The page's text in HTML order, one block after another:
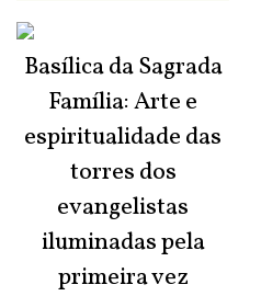
Basílica da Sagrada
Família: Arte e
espiritualidade das
torres dos
evangelistas
iluminadas pela
primeira vez